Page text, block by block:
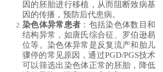
因的胚胎进行移植，从而阻断致病基
因的传播，预防后代患病。
染色体异常患者 ：包括染色体数目和
结构异常，如唐氏综合征、罗伯逊易
位等。染色体异常是反复流产和胎儿
骤停的常见原因，通过PGD/PGS技术
可以筛选出染色体正常的胚胎，降低